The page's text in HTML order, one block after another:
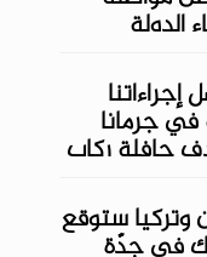
الدولة
إجراءاتنا
في جرمانا
حافلة ركاب
وتركيا ستوقع
في جدّة